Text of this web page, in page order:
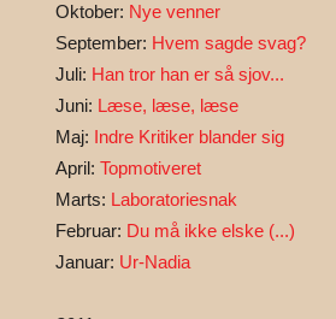
Oktober: Nye venner
September: Hvem sagde svag?
Juli: Han tror han er så sjov...
Juni: Læse, læse, læse
Maj: Indre Kritiker blander sig
April: Topmotiveret
Marts: Laboratoriesnak
Februar: Du må ikke elske (...)
Januar: Ur-Nadia